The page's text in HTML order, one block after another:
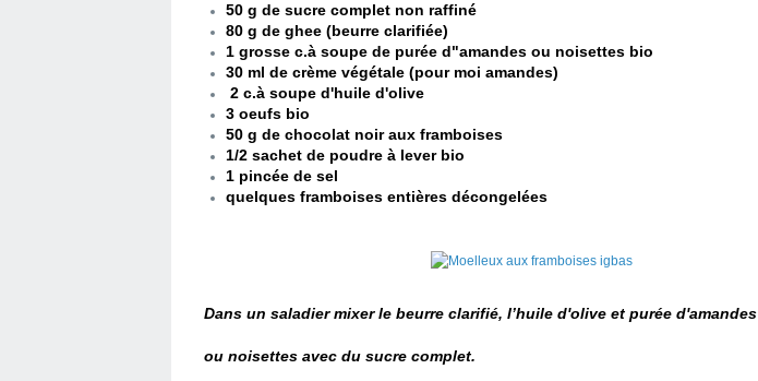
50 g de sucre complet non raffiné
80 g de ghee (beurre clarifiée)
1 grosse c.à soupe de purée d"amandes ou noisettes bio
30 ml de crème végétale (pour moi amandes)
2 c.à soupe d'huile d'olive
3 oeufs bio
50 g de chocolat noir aux framboises
1/2 sachet de poudre à lever bio
1 pincée de sel
quelques framboises entières décongelées
Dans un saladier mixer le beurre clarifié, l’huile d'olive et purée d'amandes
ou noisettes avec du sucre complet.